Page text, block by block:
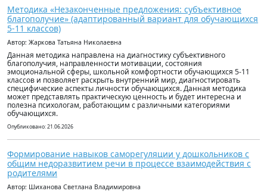
Методика «Незаконченные предложения: субъективное
благополучие» (адаптированный вариант для обучающихся
5-11 классов)
Автор: Жаркова Татьяна Николаевна
Данная методика направлена на диагностику субъективного
благополучия, направленности мотивации, состояния
эмоциональной сферы, школьной комфортности обучающихся 5-11
классов и позволяет раскрыть внутренний мир, диагностировать
специфические аспекты личности обучающихся. Данная методика
может представлять практическую ценность и будет интересна и
полезна психологам, работающим с различными категориями
обучающихся.
Опубликовано: 21.06.2026
Формирование навыков саморегуляции у дошкольников с
общим недоразвитием речи в процессе взаимодействия с
родителями
Автор: Шиханова Светлана Владимировна